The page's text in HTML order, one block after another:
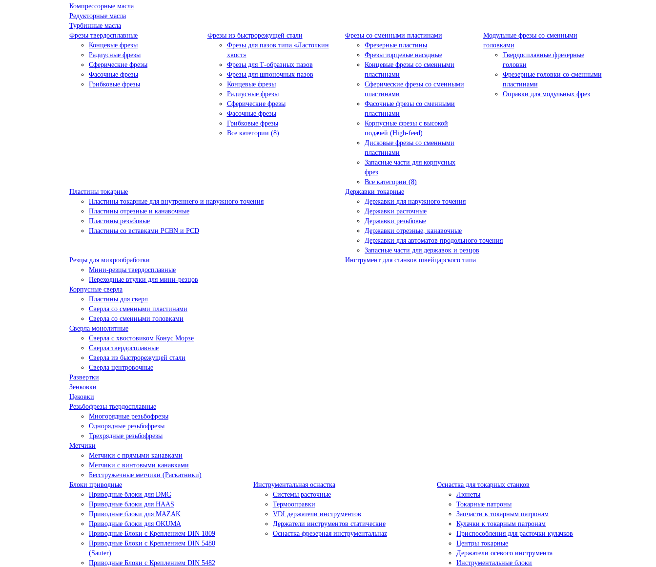
Компрессорные масла
Редукторные масла
Турбинные масла
Фрезы твердосплавные
Концевые фрезы
Радиусные фрезы
Сферические фрезы
Фасочные фрезы
Грибковые фрезы
Фрезы из быстрорежущей стали
Фрезы для пазов типа «Ласточкин
хвост»
Фрезы для Т-образных пазов
Фрезы для шпоночных пазов
Концевые фрезы
Радиусные фрезы
Сферические фрезы
Фасочные фрезы
Грибковые фрезы
Все категории (8)
Фрезы со сменными пластинами
Фрезерные пластины
Фрезы торцевые насадные
Концевые фрезы со сменными
пластинами
Сферические фрезы со сменными
пластинами
Фасочные фрезы со сменными
пластинами
Корпусные фрезы с высокой
подачей (High-feed)
Дисковые фрезы со сменными
пластинами
Запасные части для корпусных
фрез
Все категории (8)
Модульные фрезы со сменными
головками
Твердосплавные фрезерные
головки
Фрезерные головки со сменными
пластинами
Оправки для модульных фрез
Пластины токарные
Пластины токарные для внутреннего и наружного точения
Пластины отрезные и канавочные
Пластины резьбовые
Пластины со вставками PCBN и PCD
Державки токарные
Державки для наружного точения
Державки расточные
Державки резьбовые
Державки отрезные, канавочные
Державки для автоматов продольного точения
Запасные части для державок и резцов
Резцы для микрообработки
Мини-резцы твердосплавные
Переходные втулки для мини-резцов
Инструмент для станков швейцарского типа
Корпусные сверла
Пластины для сверл
Сверла со сменными пластинами
Сверла со сменными головками
Сверла монолитные
Сверла с хвостовиком Конус Морзе
Сверла твердосплавные
Сверла из быстрорежущей стали
Сверла центровочные
Развертки
Зенковки
Цековки
Резьбофрезы твердосплавные
Многорядные резьбофрезы
Однорядные резьбофрезы
Трехрядные резьбофрезы
Метчики
Метчики с прямыми канавками
Метчики с винтовыми канавками
Бесстружечные метчики (Раскатники)
Блоки приводные
Приводные блоки для DMG
Приводные блоки для HAAS
Приводные блоки для MAZAK
Приводные блоки для OKUMA
Приводные Блоки с Креплением DIN 1809
Приводные Блоки с Креплением DIN 5480
(Sauter)
Приводные Блоки с Креплением DIN 5482
Инструментальная оснастка
Системы расточные
Термооправки
VDI держатели инструментов
Держатели инструментов статические
Оснастка фрезерная инструментальнаz
Оснастка для токарных станков
Люнеты
Токарные патроны
Запчасти к токарным патронам
Кулачки к токарным патронам
Приспособления для расточки кулачков
Центры токарные
Держатели осевого инструмента
Инструментальные блоки